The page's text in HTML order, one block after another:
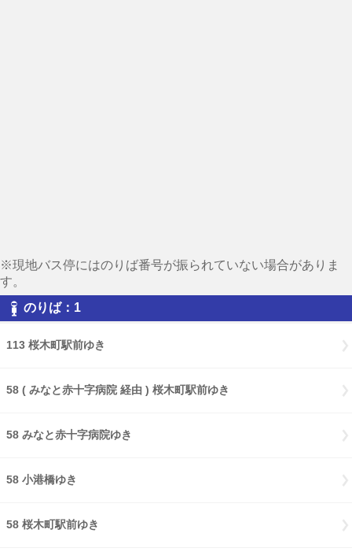
※現地バス停にはのりば番号が振られていない場合がありま
す。
のりば：1
113 桜木町駅前ゆき
58 ( みなと赤十字病院 経由 ) 桜木町駅前ゆき
58 みなと赤十字病院ゆき
58 小港橋ゆき
58 桜木町駅前ゆき